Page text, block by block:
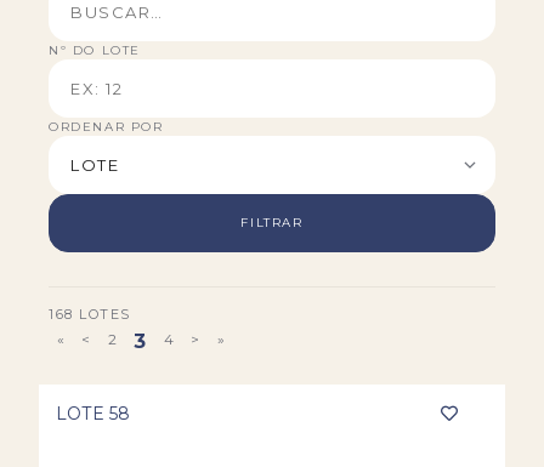
Nº DO LOTE
ORDENAR POR
FILTRAR
168 LOTES
« < 2 3 4 > »
LOTE 58